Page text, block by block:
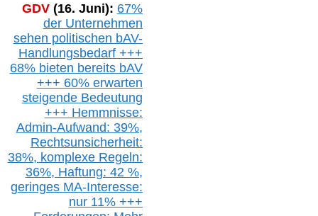
GDV (16. Juni): 67%
der Unternehmen
sehen politischen bAV-
Handlungsbedarf +++
68% bieten bereits bAV
+++ 60% erwarten
steigende Bedeutung
+++ Hemmnisse:
Admin-Aufwand: 39%,
Rechtsunsicherheit:
38%, komplexe Regeln:
36%, Haftung: 42 %,
geringes MA-Interesse:
nur 11% +++